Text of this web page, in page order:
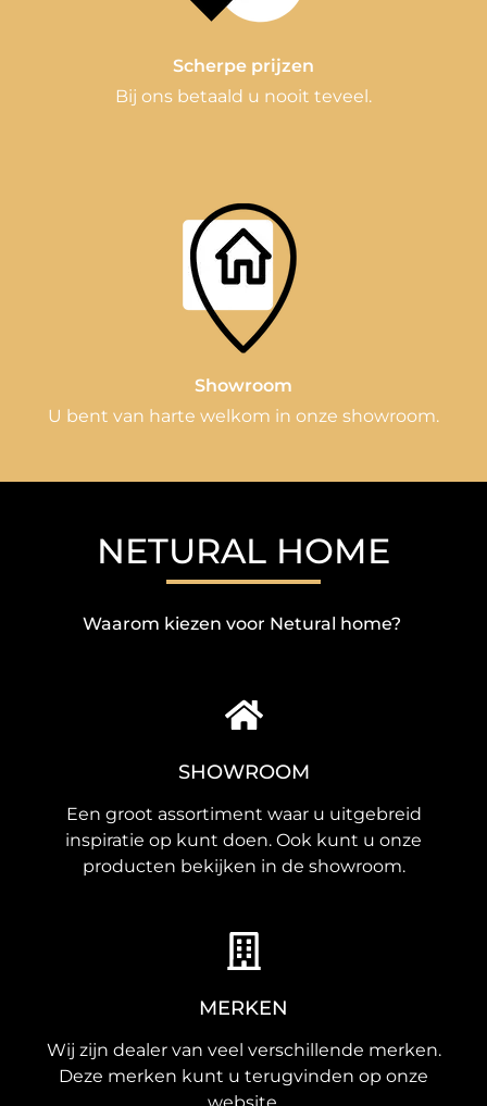
Scherpe prijzen
Bij ons betaald u nooit teveel.
Showroom
U bent van harte welkom in onze showroom.
NETURAL HOME
Waarom kiezen voor Netural home?
SHOWROOM
Een groot assortiment waar u uitgebreid
inspiratie op kunt doen. Ook kunt u onze
producten bekijken in de showroom.
MERKEN
Wij zijn dealer van veel verschillende merken.
Deze merken kunt u terugvinden op onze